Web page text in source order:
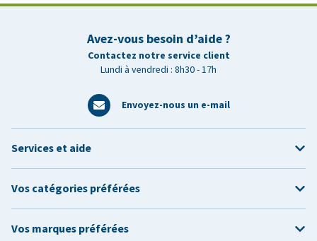
Avez-vous besoin d’aide ?
Contactez notre service client
Lundi à vendredi : 8h30 - 17h
Envoyez-nous un e-mail
Services et aide
Vos catégories préférées
Vos marques préférées